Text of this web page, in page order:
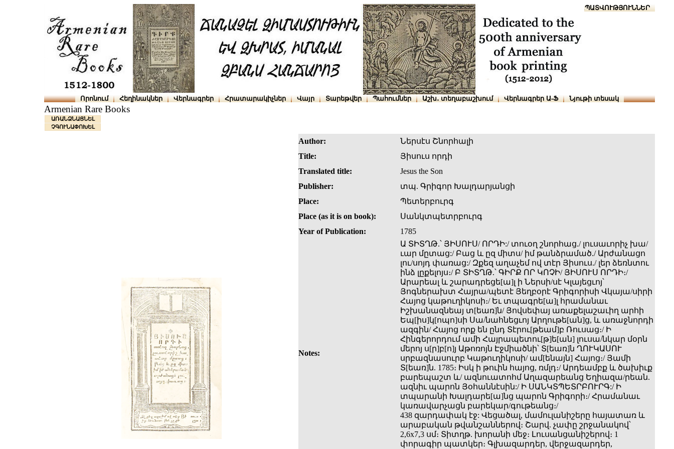
ՆԱԽԱՊԱՏՎՈՒԹՅՈՒՆՆԵՐ
Որոնում Հեղինակներ Վերնագրեր Հրատարակիչներ Վայր Տարեթվեր Պահումներ Աշխ․ տեղաբաշխում Վերնագրեր Ա-Ֆ Նյութի տեսակ
Armenian Rare Books
ԱՌԱՆՁՆԱՑՆԵԼ
ՉԳՈՒՆԱՓՈԽԵԼ
Author:
Ներսէս Շնորհալի
Title:
Յիսուս որդի
Translated title:
Jesus the Son
Publisher:
տպ. Գրիգոր Խալդարյանցի
Place:
Պետերբուրգ
Place (as it is on book):
Սանկտպետրբուրգ
Year of Publication:
1785
Notes:
Ա ՏԻՏՂԹ.՝ ՅԻՍՈՒՍ/ ՈՐԴԻ:/ տուօղ շնորհաց./ լուսաւորիչ խա/
ւար մըտաց:/ Բաց և ըզ միտս/ իմ թանձրամած./ Արժանացո
լու/սոյդ փառաց:/ Զքեզ աղաչեմ ով տէր Յիսուս./ լեր ձեռնտու
ինձ լըքելոյս։/ Բ ՏԻՏՂԹ.՝ ԳԻՐՔ ՈՐ ԿՈՉԻ/ ՅԻՍՈՒՍ ՈՐԴԻ։/
Արարեալ և շարադրեցե[ա]լ ի Ներսի/սէ Կլայեցւոյ՝
Յոգներախտ Հայրա/պետէ Յեղբօրէ Գրիգորիսի Վկայա/սիրի
Հայոց կաթուղիկոսի։/ Եւ տպագրե[ա]լ հրամանաւ
Իշխանազնեայ տ[եառ]ն/ Յովսեփայ առաքելաշաւիղ արհի
Եպ[իս]կ[ոպո]սի Սա/նահնեցւոյ Արղութե[ան]ց, և առաջնորդի
ազգին/ Հայոց որք են ընդ Տէրու[թեամ]բ Ռուսաց։/ Ի
Հինգերորդում ամի Հայրապետու[թ]ե[ան] լուսա/նկար մօրն
մերոյ ս[ր]բ[ո]յ Աթոռոյն Էջմիածնի՝ Տ[եառ]ն ՂՈՒԿԱՍՈՒ
սրբազնասուրբ Կաթուղիկոսի/ ամ[ենայն] Հայոց։/ Յամի
Տ[եառ]ն. 1785։ Իսկ ի թուին հայոց, ռմլդ։/ Արդեամբք և ծախիւք
բարեպաշտ և/ ազնուատոհմ Աղազարեանց Եղիազա/րեան.
ազնիւ պարոն Յօհաննէսին:/ Ի ՍԱՆԿՏՊԵՏՐԲՈՒՐԳ:/ Ի
տպարանի Խալդարե[ա]նց պարոն Գրիգորի։/ Հրամանաւ
կառավարչացն բարեկար/գութեանց։/
438 զարդափակ էջ: Վեցածալ, մամուլանիշերը հայատառ և
արաբական թվանշաններով։ Շարվ. չափը շրջանակով՝
2,6x7,3 սմ։ Տիտղթ. խորանի մեջ։ Լուսանցանիշերով։ 1
փորագիր պատկեր։ Գլխազարդեր, վերջազարդեր,